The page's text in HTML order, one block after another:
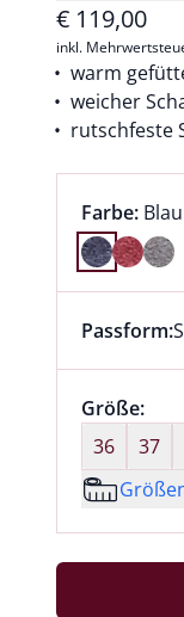
€ 119,00
inkl.
warm
weicher
rutschfeste
Farbe: Blau
Farbe Blau
Dieser
Passform:
Größe:
36
37